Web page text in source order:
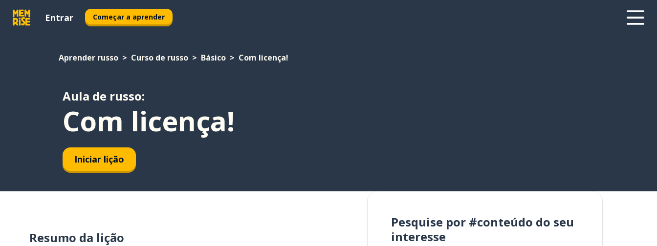
Entrar Começar a aprender
Aprender russo Curso de russo Básico Com licença!
Aula de russo:
Com licença!
Iniciar lição
Resumo da lição
Pesquise por #conteúdo do seu
interesse